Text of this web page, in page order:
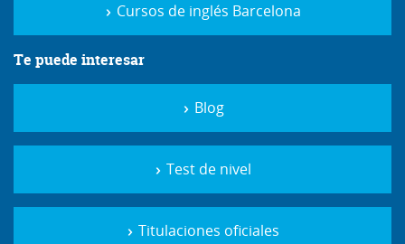
Cursos de inglés Barcelona
Te puede interesar
Blog
Test de nivel
Titulaciones oficiales